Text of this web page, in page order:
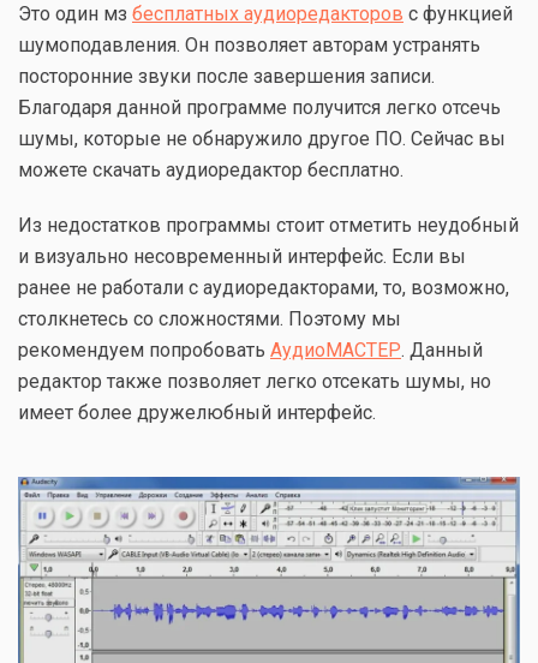
Это один мз бесплатных аудиоредакторов с функцией
шумоподавления. Он позволяет авторам устранять
посторонние звуки после завершения записи.
Благодаря данной программе получится легко отсечь
шумы, которые не обнаружило другое ПО. Сейчас вы
можете скачать аудиоредактор бесплатно.
Из недостатков программы стоит отметить неудобный
и визуально несовременный интерфейс. Если вы
ранее не работали с аудиоредакторами, то, возможно,
столкнетесь со сложностями. Поэтому мы
рекомендуем попробовать АудиоМАСТЕР. Данный
редактор также позволяет легко отсекать шумы, но
имеет более дружелюбный интерфейс.